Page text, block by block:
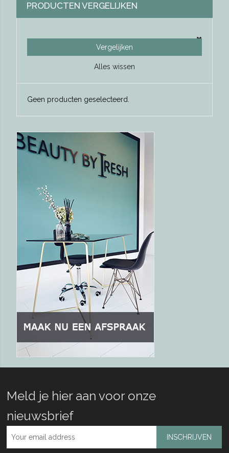
PRODUCTEN VERGELIJKEN
Vergelijken
Alles wissen
Geen producten geselecteerd.
Meld je hier aan voor onze
nieuwsbrief
INSCHRIJVEN